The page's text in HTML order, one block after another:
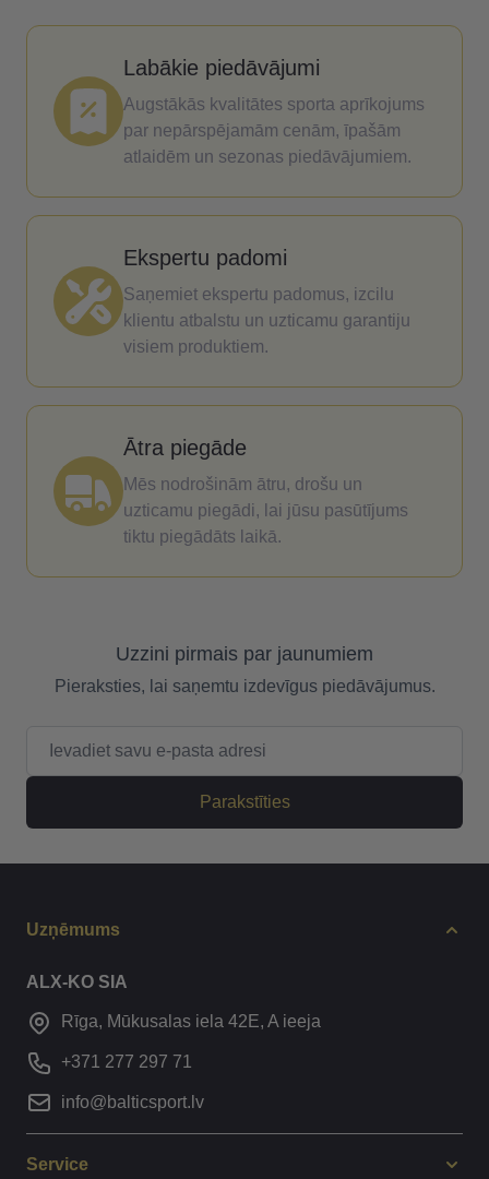
Labākie piedāvājumi
Augstākās kvalitātes sporta aprīkojums
par nepārspējamām cenām, īpašām
atlaidēm un sezonas piedāvājumiem.
Ekspertu padomi
Saņemiet ekspertu padomus, izcilu
klientu atbalstu un uzticamu garantiju
visiem produktiem.
Ātra piegāde
Mēs nodrošinām ātru, drošu un
uzticamu piegādi, lai jūsu pasūtījums
tiktu piegādāts laikā.
Uzzini pirmais par jaunumiem
Pieraksties, lai saņemtu izdevīgus piedāvājumus.
Parakstīties
Uzņēmums
ALX-KO SIA
Rīga, Mūkusalas iela 42E, A ieeja
+371 277 297 71
info@balticsport.lv
Service